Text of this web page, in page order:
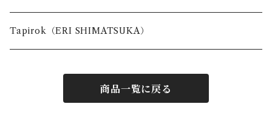
お出かけの時に使う道具
Tapirok（ERI SHIMATSUKA）
商品一覧に戻る